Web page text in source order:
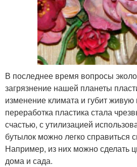
В последнее время вопросы
загрязнение нашей планеты
изменение климата и губит живую
переработка пластика стала
счастью, с утилизацией
бутылок можно легко справиться
Например, из них можно сделать
дома и сада.